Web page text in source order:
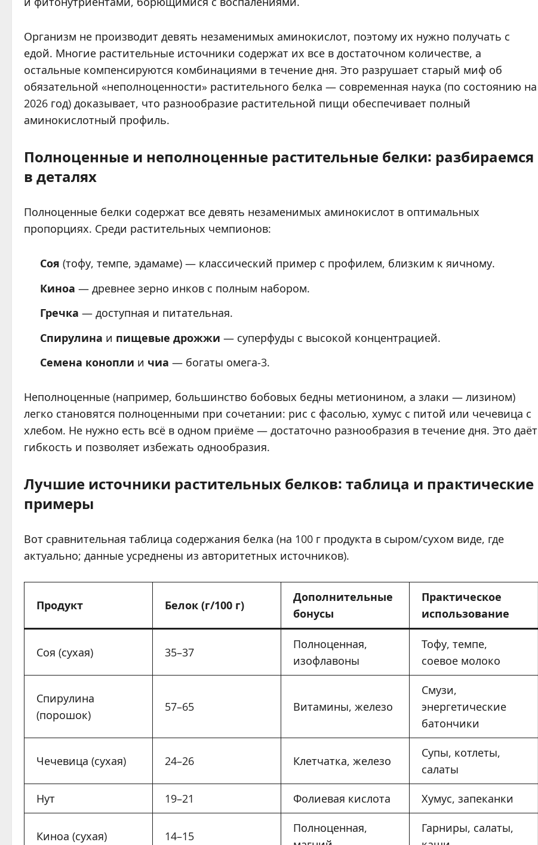
Организм не производит девять незаменимых аминокислот, поэтому их нужно получать с
едой. Многие растительные источники содержат их все в достаточном количестве, а
остальные компенсируются комбинациями в течение дня. Это разрушает старый миф об
обязательной «неполноценности» растительного белка — современная наука (по состоянию на
2026 год) доказывает, что разнообразие растительной пищи обеспечивает полный
аминокислотный профиль.
Полноценные и неполноценные растительные белки: разбираемся
в деталях
Полноценные белки содержат все девять незаменимых аминокислот в оптимальных
пропорциях. Среди растительных чемпионов:
Соя (тофу, темпе, эдамаме) — классический пример с профилем, близким к яичному.
Киноа — древнее зерно инков с полным набором.
Гречка — доступная и питательная.
Спирулина и пищевые дрожжи — суперфуды с высокой концентрацией.
Семена конопли и чиа — богаты омега-3.
Неполноценные (например, большинство бобовых бедны метионином, а злаки — лизином)
легко становятся полноценными при сочетании: рис с фасолью, хумус с питой или чечевица с
хлебом. Не нужно есть всё в одном приёме — достаточно разнообразия в течение дня. Это даёт
гибкость и позволяет избежать однообразия.
Лучшие источники растительных белков: таблица и практические
примеры
Вот сравнительная таблица содержания белка (на 100 г продукта в сыром/сухом виде, где
актуально; данные усреднены из авторитетных источников).
Продукт Белок (г/100 г)
Дополнительные
бонусы
Практическое
использование
Соя (сухая) 35–37
Полноценная,
изофлавоны
Тофу, темпе,
соевое молоко
Спирулина
(порошок)
57–65 Витамины, железо
Смузи,
энергетические
батончики
Чечевица (сухая) 24–26 Клетчатка, железо
Супы, котлеты,
салаты
Нут 19–21 Фолиевая кислота Хумус, запеканки
Киноа (сухая) 14–15
Полноценная,
Гарниры, салаты,